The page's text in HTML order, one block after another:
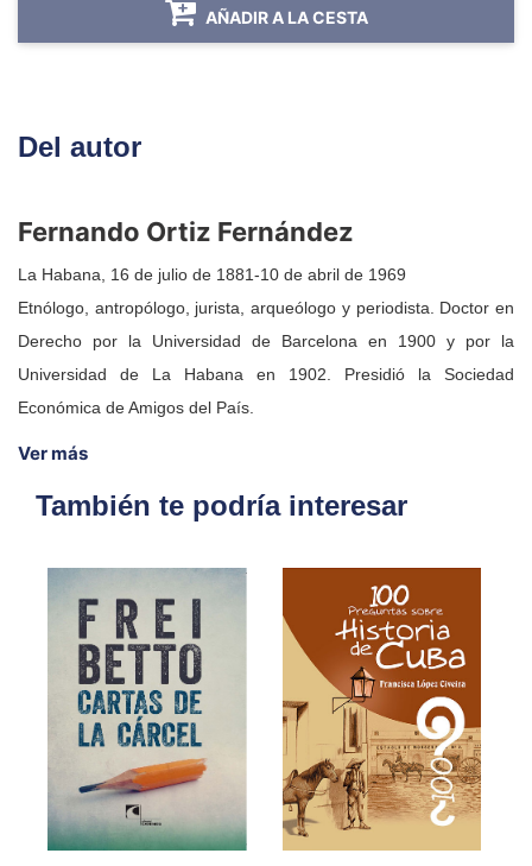
AÑADIR A LA CESTA
Del autor
Fernando Ortiz Fernández
La Habana, 16 de julio de 1881-10 de abril de 1969
Etnólogo, antropólogo, jurista, arqueólogo y periodista. Doctor en
Derecho por la Universidad de Barcelona en 1900 y por la
Universidad de La Habana en 1902. Presidió la Sociedad
Económica de Amigos del País.
Ver más
También te podría interesar